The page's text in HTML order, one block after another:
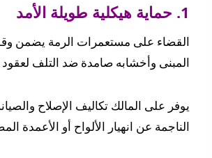
1. حماية هيكلية طويلة الأمد
القضاء على مستعمرات الرمة يضمن
المبنى وأخشابه صامدة ضد التلف لعقود
يوفر على المالك تكاليف الإصلاح
الناجمة عن انهيار الألواح أو الأعمدة